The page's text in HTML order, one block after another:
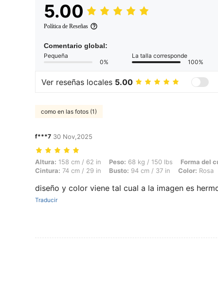
5.00
Política de Reseñas
Comentario global:
Pequeña
0%
La talla corresponde
100%
Ver reseñas locales 5.00
como en las fotos (1)
f***7 30 Nov,2025
Altura: 158 cm / 62 in, Peso: 68 kg / 150 lbs, Forma del cuerpo:
Altura: 158 cm / 62 in Peso: 68 kg / 150 lbs Forma del
Cintura: 74 cm / 29 in Busto: 94 cm / 37 in Color: Rosa
diseño y color viene tal cual a la imagen es
Traducir